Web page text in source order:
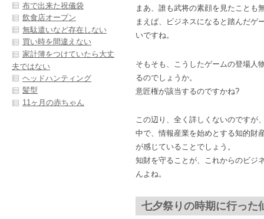
まあ、誰も武将の素顔を見たことも
まえば、ビジネスになると踏んだゲ
いですね。
そもそも、こうしたゲームの登場人
るのでしょうか。
意匠権が該当するのですかね?
この辺り、全く詳しくないのですが
中で、情報産業を始めとする知的財
が感じていることでしょう。
知財を守ることが、これからのビジ
んよね。
七夕祭りの時期に行った
布で出来た祝儀袋
飲食店オープン
無駄遣いなど存在しない
買い時を間違えない
家計簿をつけていたら大丈
夫ではない
ヘッドハンティング
髪型
11ヶ月の赤ちゃん